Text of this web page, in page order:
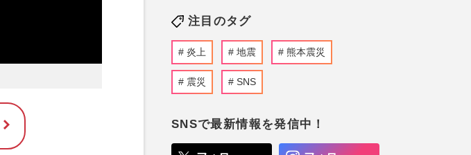
注目のタグ
炎上 地震 熊本震災
震災 SNS
SNSで最新情報を発信中！